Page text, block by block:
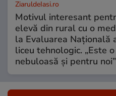
ZiaruldeIasi.ro
Motivul interesant
elevă din rural cu o
la Evaluarea Națională
liceu tehnologic. „Este o
nebuloasă și pentru noi”